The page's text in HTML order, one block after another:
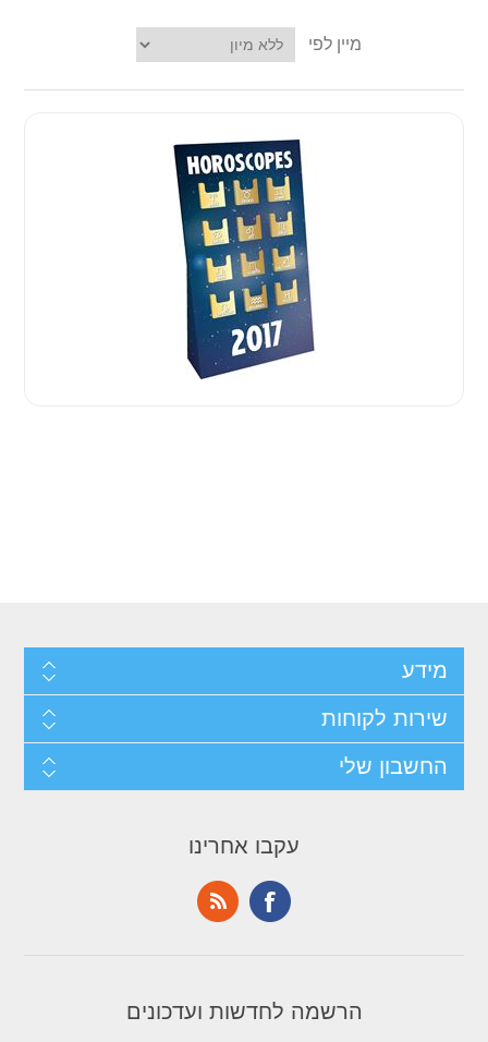
מיין לפי
מידע
שירות לקוחות
החשבון שלי
עקבו אחרינו
הרשמה לחדשות ועדכונים